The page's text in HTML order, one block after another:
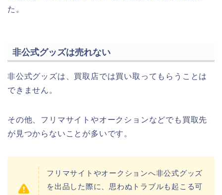
た。
非公式グッズは売れない
非公式グッズは、買取店では買い取ってもらうことは
できません。
その他、フリマサイトやオークションなどでも買取先
が見つからないことが多いです。
フリマサイトやオークションへ非公式グッズ
を出品した際に、思わぬトラブルも起こる可